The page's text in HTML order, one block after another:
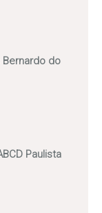
Bernardo do
Paulista